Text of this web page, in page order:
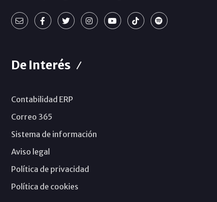
De Interés
Contabilidad ERP
Correo 365
Sistema de información
Aviso legal
Política de privacidad
Política de cookies